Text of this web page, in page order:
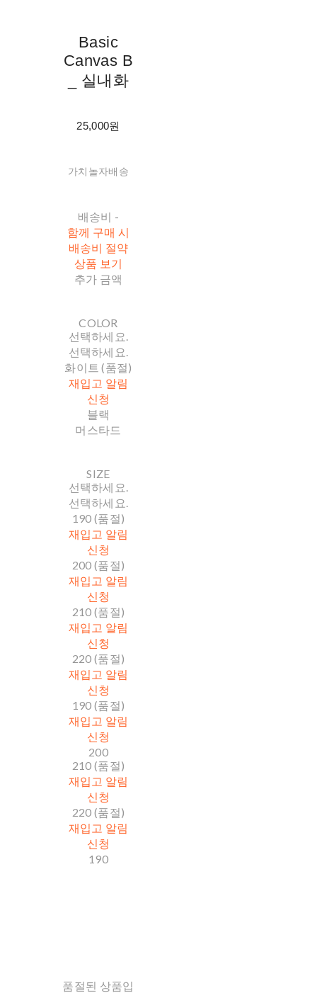
Basic
Canvas B
_ 실내화
25,000원
가치놀자배송
배송비 -
함께 구매 시
배송비 절약
상품 보기
추가 금액
COLOR
선택하세요.
선택하세요.
화이트 (품절)
재입고 알림
신청
블랙
머스타드
SIZE
선택하세요.
선택하세요.
190 (품절)
재입고 알림
신청
200 (품절)
재입고 알림
신청
210 (품절)
재입고 알림
신청
220 (품절)
재입고 알림
신청
190 (품절)
재입고 알림
신청
200
210 (품절)
재입고 알림
신청
220 (품절)
재입고 알림
신청
190
품절된 상품입